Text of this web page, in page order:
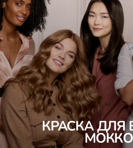
КРАСКА ДЛЯ
МОККО